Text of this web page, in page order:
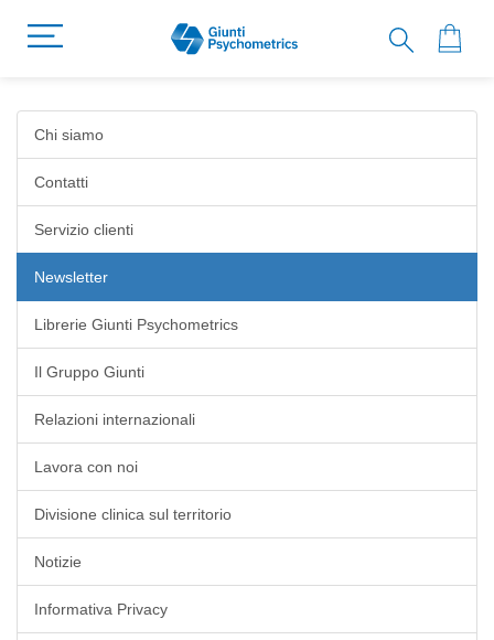
Chi siamo
Contatti
Servizio clienti
Newsletter
Librerie Giunti Psychometrics
Il Gruppo Giunti
Relazioni internazionali
Lavora con noi
Divisione clinica sul territorio
Notizie
Informativa Privacy